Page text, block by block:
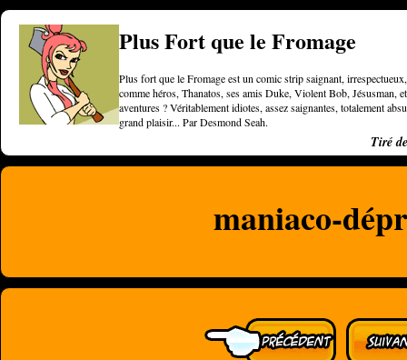
Plus Fort que le Fromage
Plus fort que le Fromage est un comic strip saignant,
comme héros, Thanatos, ses amis Duke, Violent Bob, Jésusman,
aventures ? Véritablement idiotes, assez saignantes, totalement
grand plaisir... Par Desmond Seah.
Tiré
maniaco-